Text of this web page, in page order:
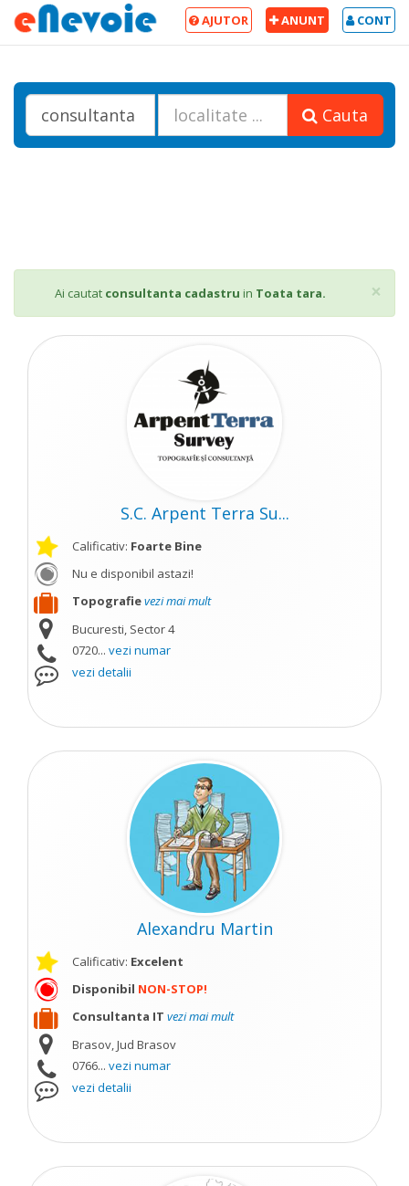
CONT
ANUNT
AJUTOR
Cauta
×
Ai cautat consultanta cadastru in Toata tara.
S.C. Arpent Terra Su...
Calificativ: Foarte Bine
Nu e disponibil astazi!
Topografievezi mai mult
Bucuresti, Sector 4
0720... vezi numar
vezi detalii
Alexandru Martin
Calificativ: Excelent
Disponibil NON-STOP!
Consultanta IT vezi mai mult
Brasov, Jud Brasov
0766... vezi numar
vezi detalii